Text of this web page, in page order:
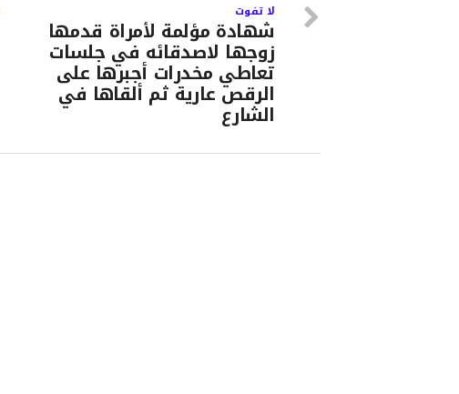
لا تفوت
شهادة مؤلمة لأمراة قدمها
زوجها لاصدقائه في جلسات
تعاطي مخدرات أجبرها على
الرقص عارية ثم ألقاها في
الشارع